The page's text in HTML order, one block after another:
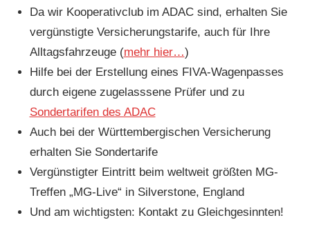
Da wir Kooperativclub im ADAC sind, erhalten Sie
vergünstigte Versicherungstarife, auch für Ihre
Alltagsfahrzeuge (mehr hier…)
Hilfe bei der Erstellung eines FIVA-Wagenpasses
durch eigene zugelasssene Prüfer und zu
Sondertarifen des ADAC
Auch bei der Württembergischen Versicherung
erhalten Sie Sondertarife
Vergünstigter Eintritt beim weltweit größten MG-
Treffen „MG-Live“ in Silverstone, England
Und am wichtigsten: Kontakt zu Gleichgesinnten!